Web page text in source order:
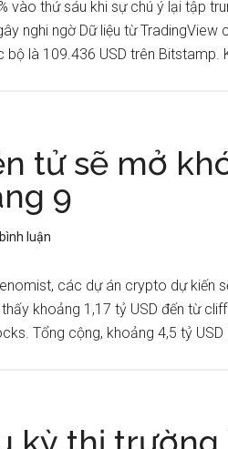
vào thứ sáu khi sự chú ý lại tập
nghi ngờ Dữ liệu từ TradingView
là 109.436 USD trên Bitstamp.
tử sẽ mở
9
luận
các dự án crypto dự kiến
khoảng 1,17 tỷ USD đến từ
Tổng cộng, khoảng 4,5 tỷ USD